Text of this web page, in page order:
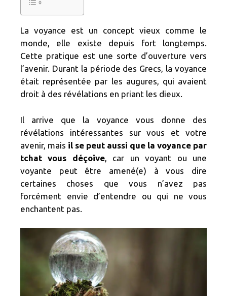
La voyance est un concept vieux comme le
monde, elle existe depuis fort longtemps.
Cette pratique est une sorte d’ouverture vers
l’avenir. Durant la période des Grecs, la voyance
était représentée par les augures, qui avaient
droit à des révélations en priant les dieux.
Il arrive que la voyance vous donne des
révélations intéressantes sur vous et votre
avenir, mais il se peut aussi que la voyance par
tchat vous déçoive, car un voyant ou une
voyante peut être amené(e) à vous dire
certaines choses que vous n’avez pas
forcément envie d’entendre ou qui ne vous
enchantent pas.